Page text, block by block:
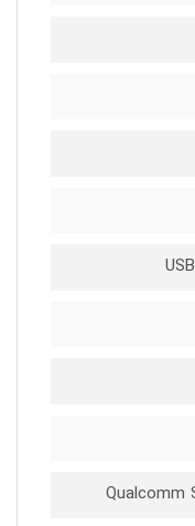
Qualcomm